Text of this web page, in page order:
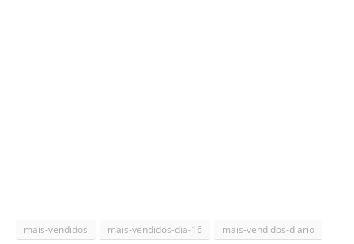
mais-vendidos mais-vendidos-dia-16
mais-vendidos-diario